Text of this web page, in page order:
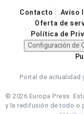
Contacto Aviso
Oferta de
Política de
Configuración de
Portal de actualidad
© 2026 Europa Press.
y la redifusión de todo o